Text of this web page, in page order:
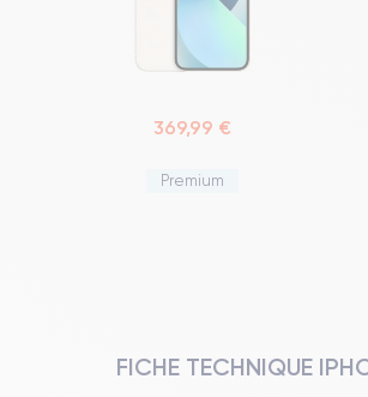
369,99 €
Premium
FICHE TECHNIQUE